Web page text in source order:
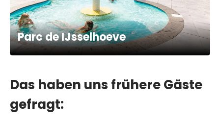
Parc de IJsselhoeve
Das haben uns frühere Gäste
gefragt: